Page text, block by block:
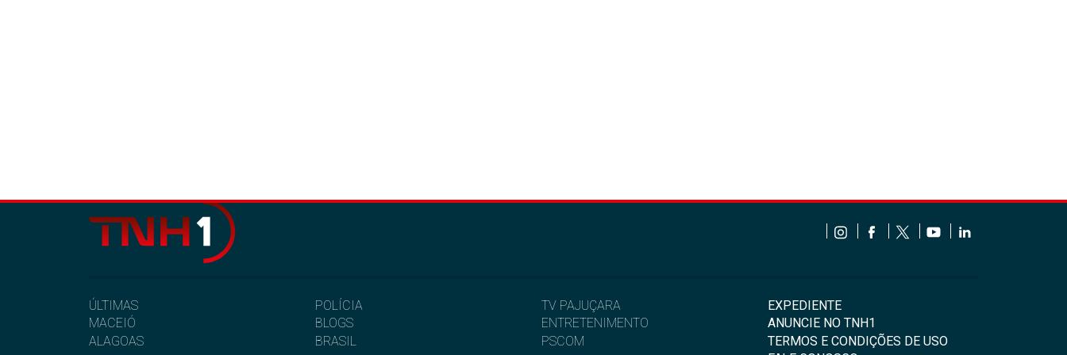
ÚLTIMAS
MACEIÓ
ALAGOAS
POLÍCIA
BLOGS
BRASIL
TV PAJUÇARA
ENTRETENIMENTO
PSCOM
EXPEDIENTE
ANUNCIE NO TNH1
TERMOS E CONDIÇÕES DE USO